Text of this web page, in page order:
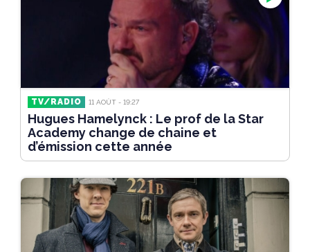
TV/RADIO 11 AOÛT - 19:27
Hugues Hamelynck : Le prof de la Star
Academy change de chaine et
d’émission cette année